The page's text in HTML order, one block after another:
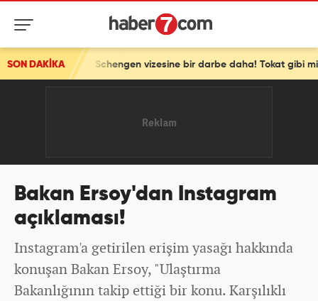
SON DAKİKA
Schengen vizesine bir darbe daha! Tokat gibi misilleme
Bakan Ersoy'dan Instagram
açıklaması!
Instagram'a getirilen erişim yasağı hakkında
konuşan Bakan Ersoy, "Ulaştırma
Bakanlığının takip ettiği bir konu. Karşılıklı